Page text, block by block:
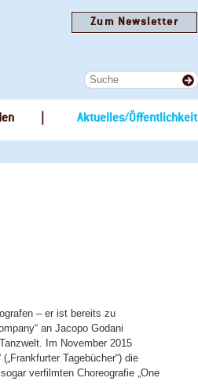
Zum Newsletter
Aktuelles/Öffentlichkeit
– er ist bereits zu
an Jacopo Godani
Im November 2015
Tagebücher“) die
verfilmten Choreografie „One